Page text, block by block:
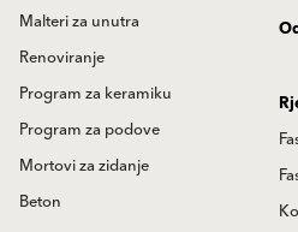
Malteri za unutra
Renoviranje
Program za keramiku
Program za podove
Mortovi za zidanje
Beton